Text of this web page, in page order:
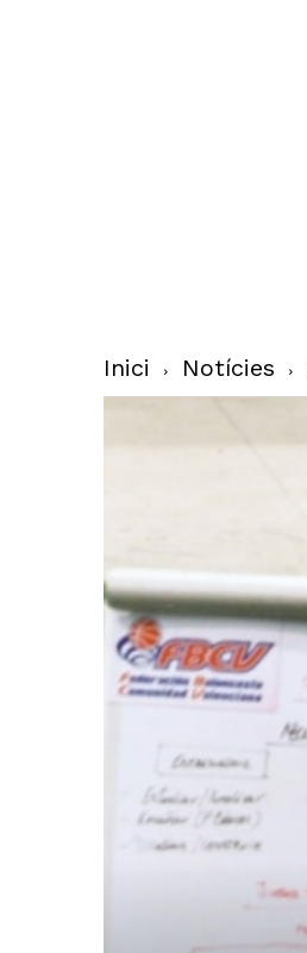
Inici Notícies